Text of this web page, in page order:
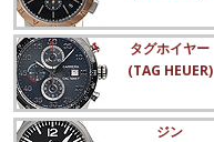
タグホイヤー
(TAG HEUER)
ジン